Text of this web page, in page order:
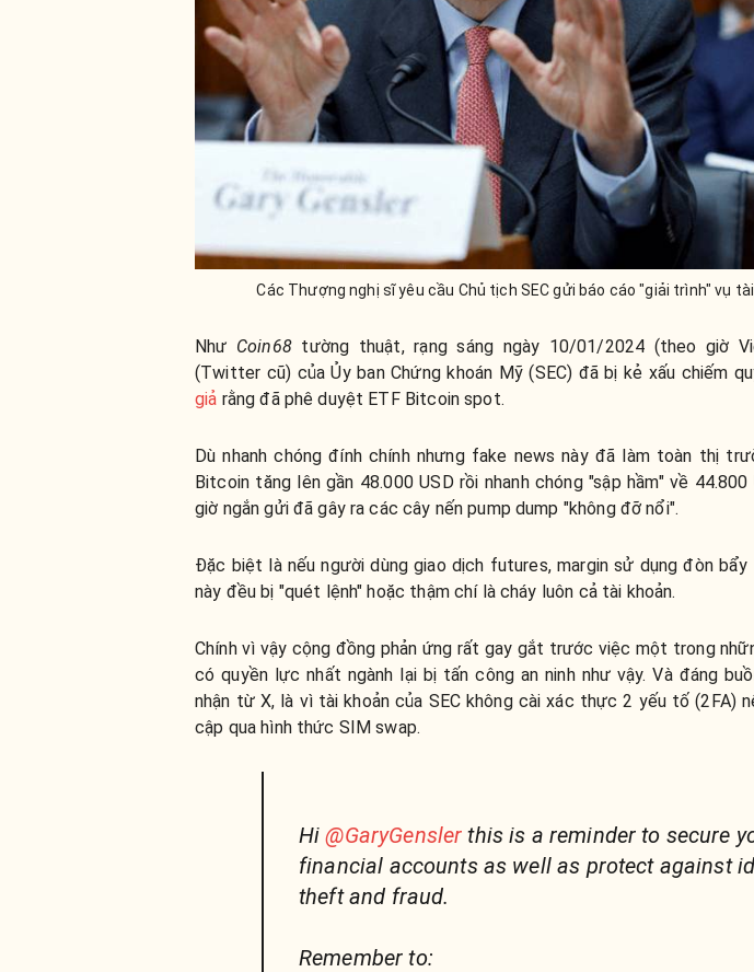
Các Thượng nghị sĩ yêu cầu Chủ tịch SEC gửi báo cáo "giải trình" vụ
Như Coin68tường thuật, rạng sáng ngày 10/01/2024 (theo giờ
(Twitter cũ) của Ủy ban Chứng khoán Mỹ (SEC) đã bị kẻ xấu chiếm
giả rằng đã phê duyệt ETF Bitcoin spot.
Dù nhanh chóng đính chính nhưng fake news này đã làm toàn thị
Bitcoin tăng lên gần 48.000 USD rồi nhanh chóng "sập hầm" về
giờ ngắn gửi đã gây ra các cây nến pump dump "không đỡ nổi".
Đặc biệt là nếu người dùng giao dịch futures, margin sử dụng đòn
này đều bị "quét lệnh" hoặc thậm chí là cháy luôn cả tài khoản.
Chính vì vậy cộng đồng phản ứng rất gay gắt trước việc một trong
có quyền lực nhất ngành lại bị tấn công an ninh như vậy. Và đáng
nhận từ X, là vì tài khoản của SEC không cài xác thực 2 yếu tố (2FA)
cập qua hình thức SIM swap.
Hi@GaryGensler this is a reminder to secure
financial accounts as well as protect against
theft and fraud.
Remember to: